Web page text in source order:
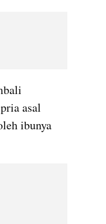
asal
ibunya